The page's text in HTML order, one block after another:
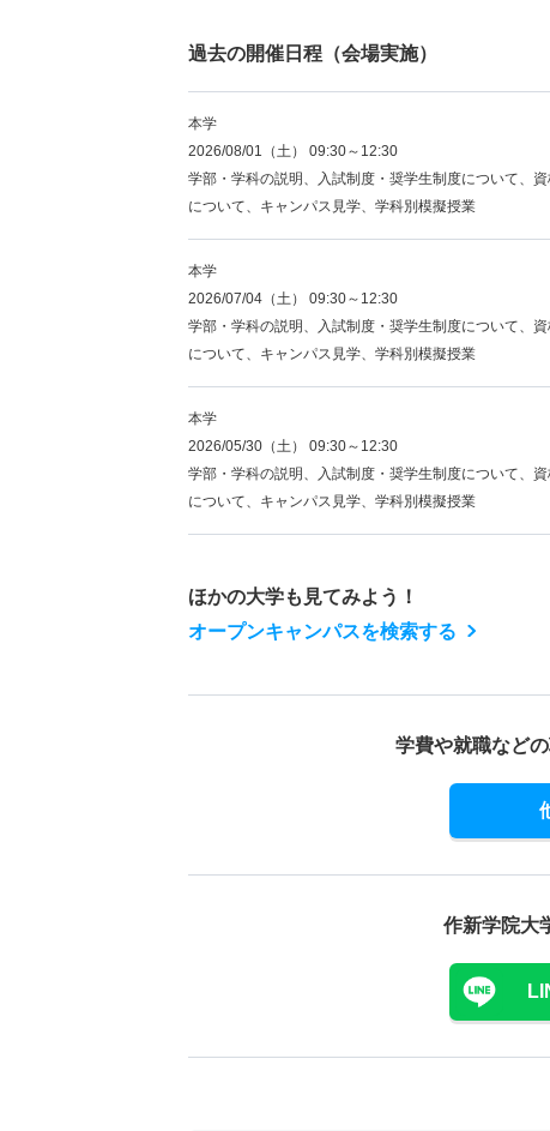
過去の開催日程（会場実施）
本学
2026/08/01（土） 09:30～12:30
学部・学科の説明、入試制度・奨学生制度について、
について、キャンパス見学、学科別模擬授業
本学
2026/07/04（土） 09:30～12:30
学部・学科の説明、入試制度・奨学生制度について、
について、キャンパス見学、学科別模擬授業
本学
2026/05/30（土） 09:30～12:30
学部・学科の説明、入試制度・奨学生制度について、
について、キャンパス見学、学科別模擬授業
ほかの大学も見てみよう！
オープンキャンパスを検索する
学費や就職などの
作新学院大